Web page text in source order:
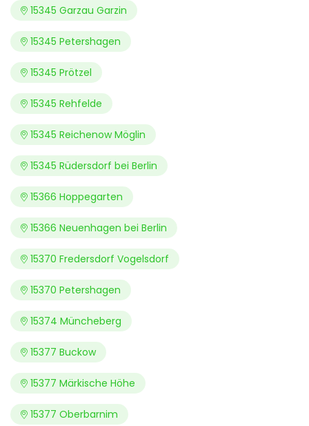
15345 Garzau Garzin
15345 Petershagen
15345 Prötzel
15345 Rehfelde
15345 Reichenow Möglin
15345 Rüdersdorf bei Berlin
15366 Hoppegarten
15366 Neuenhagen bei Berlin
15370 Fredersdorf Vogelsdorf
15370 Petershagen
15374 Müncheberg
15377 Buckow
15377 Märkische Höhe
15377 Oberbarnim